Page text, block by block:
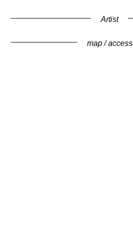
Artist
map / access